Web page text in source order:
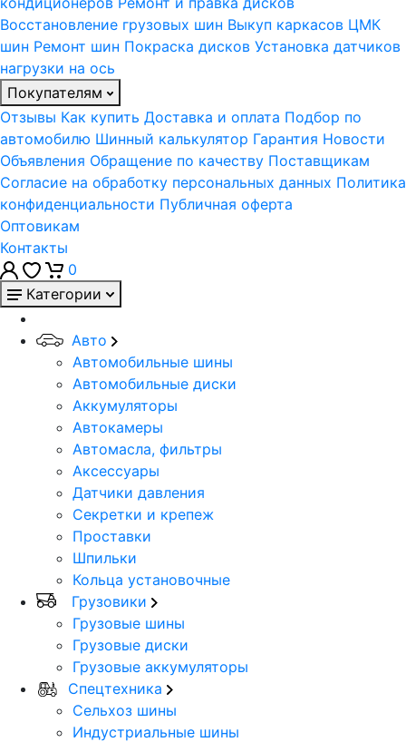
Восстановление грузовых шин Выкуп каркасов ЦМК
шин Ремонт шин Покраска дисков Установка датчиков
нагрузки на ось
Покупателям
Отзывы Как купить Доставка и оплата Подбор по
автомобилю Шинный калькулятор Гарантия Новости
Объявления Обращение по качеству Поставщикам
Согласие на обработку персональных данных Политика
конфиденциальности Публичная оферта
Оптовикам
Контакты
0
Категории
Авто
Автомобильные шины
Автомобильные диски
Аккумуляторы
Автокамеры
Автомасла, фильтры
Аксессуары
Датчики давления
Секретки и крепеж
Проставки
Шпильки
Кольца установочные
Грузовики
Грузовые шины
Грузовые диски
Грузовые аккумуляторы
Спецтехника
Сельхоз шины
Индустриальные шины